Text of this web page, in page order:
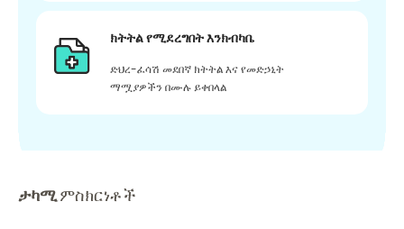
ክትትል የሚደረግበት እንክብካቤ
ድህረ-ፈሳሽ መደበኛ ክትትል እና የመድኃኒት
ማሟያዎችን በሙሉ ይቀበላል
ታካሚምስክርነቶች